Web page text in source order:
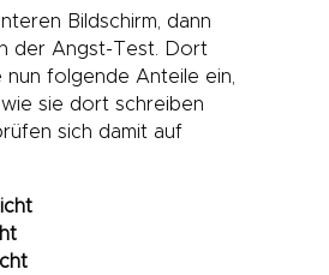
Bildschirm, dann
der Angst-Test. Dort
nun folgende Anteile ein,
sie dort schreiben
sich damit auf